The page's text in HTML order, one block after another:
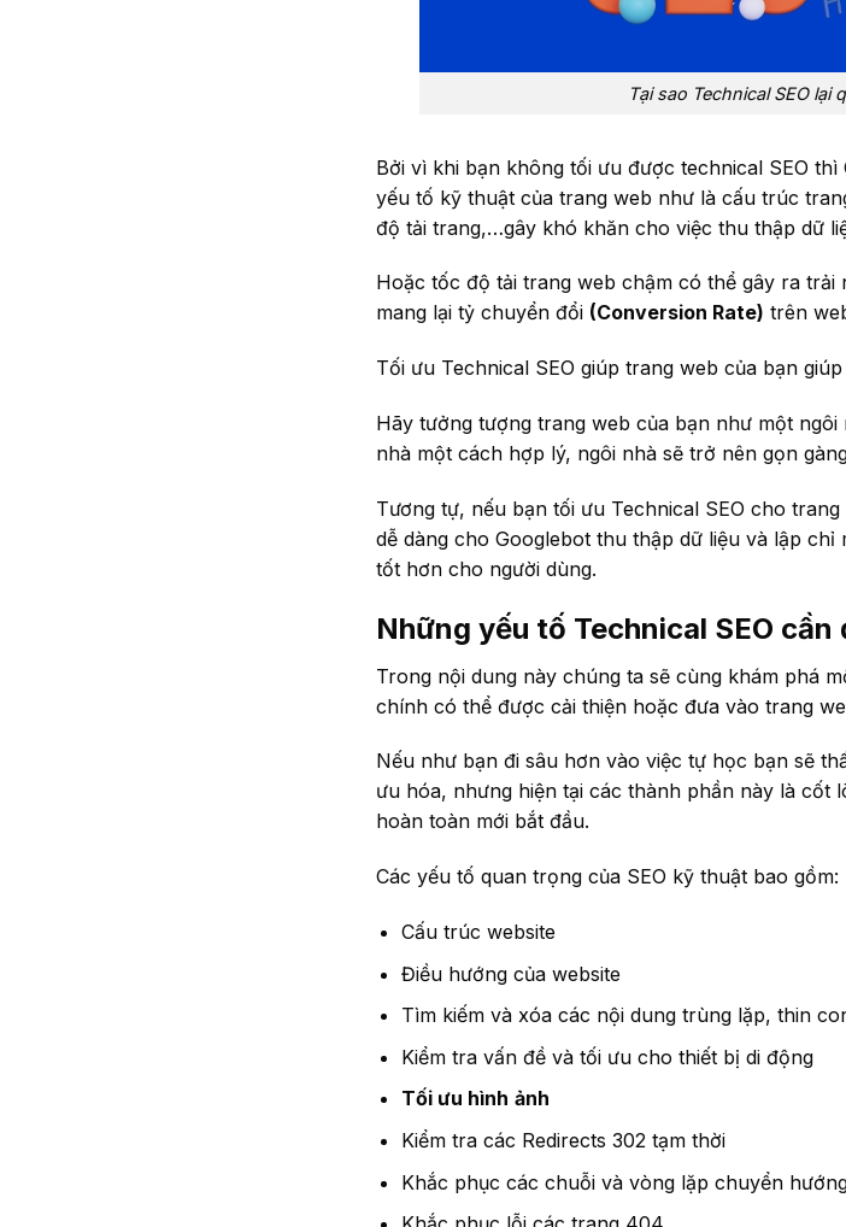
Tại sao Technical SEO lại
Bởi vì khi bạn không tối ưu được technical SEO
yếu tố kỹ thuật của trang web như là cấu trúc
độ tải trang,…gây khó khăn cho việc thu thập dữ
Hoặc tốc độ tải trang web chậm có thể gây ra trải
mang lại tỷ chuyển đổi (Conversion Rate) trên
Tối ưu Technical SEO giúp trang web của bạn
Hãy tưởng tượng trang web của bạn như một
nhà một cách hợp lý, ngôi nhà sẽ trở nên gọn
Tương tự, nếu bạn tối ưu Technical SEO cho
dễ dàng cho Googlebot thu thập dữ liệu và lập chỉ
tốt hơn cho người dùng.
Những yếu tố Technical SEO
Trong nội dung này chúng ta sẽ cùng khám phá
chính có thể được cải thiện hoặc đưa vào trang
Nếu như bạn đi sâu hơn vào việc tự học bạn sẽ
ưu hóa, nhưng hiện tại các thành phần này là cốt
hoàn toàn mới bắt đầu.
Các yếu tố quan trọng của SEO kỹ thuật bao gồm:
Cấu trúc website
Điều hướng của website
Tìm kiếm và xóa các nội dung trùng lặp, thin
Kiểm tra vấn đề và tối ưu cho thiết bị di động
Tối ưu hình ảnh
Kiểm tra các Redirects 302 tạm thời
Khắc phục các chuỗi và vòng lặp chuyển